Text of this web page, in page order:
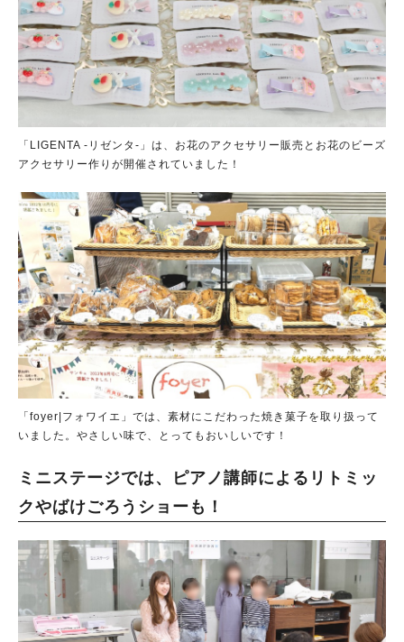
「LIGENTA -リゼンタ-」は、お花のアクセサリー販売とお花のビーズ
アクセサリー作りが開催されていました！
「foyer|フォワイエ」では、素材にこだわった焼き菓子を取り扱って
いました。やさしい味で、とってもおいしいです！
ミニステージでは、ピアノ講師によるリトミッ
クやばけごろうショーも！